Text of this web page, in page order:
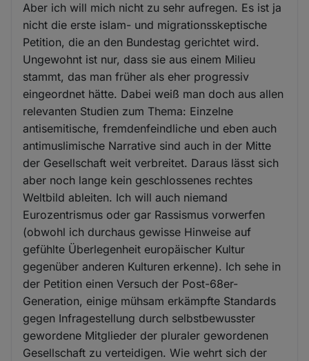
Aber ich will mich nicht zu sehr aufregen. Es ist ja
nicht die erste islam- und migrationsskeptische
Petition, die an den Bundestag gerichtet wird.
Ungewohnt ist nur, dass sie aus einem Milieu
stammt, das man früher als eher progressiv
eingeordnet hätte. Dabei weiß man doch aus allen
relevanten Studien zum Thema: Einzelne
antisemitische, fremdenfeindliche und eben auch
antimuslimische Narrative sind auch in der Mitte
der Gesellschaft weit verbreitet. Daraus lässt sich
aber noch lange kein geschlossenes rechtes
Weltbild ableiten. Ich will auch niemand
Eurozentrismus oder gar Rassismus vorwerfen
(obwohl ich durchaus gewisse Hinweise auf
gefühlte Überlegenheit europäischer Kultur
gegenüber anderen Kulturen erkenne). Ich sehe in
der Petition einen Versuch der Post-68er-
Generation, einige mühsam erkämpfte Standards
gegen Infragestellung durch selbstbewusster
gewordene Mitglieder der pluraler gewordenen
Gesellschaft zu verteidigen. Wie wehrt sich der